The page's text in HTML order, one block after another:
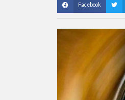
Facebook